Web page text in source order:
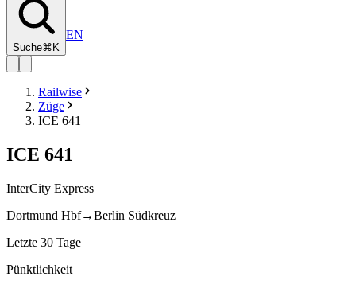
Suche⌘K
EN
Railwise
Züge
ICE 641
ICE 641
InterCity Express
Dortmund Hbf→Berlin Südkreuz
Letzte 30 Tage
Pünktlichkeit